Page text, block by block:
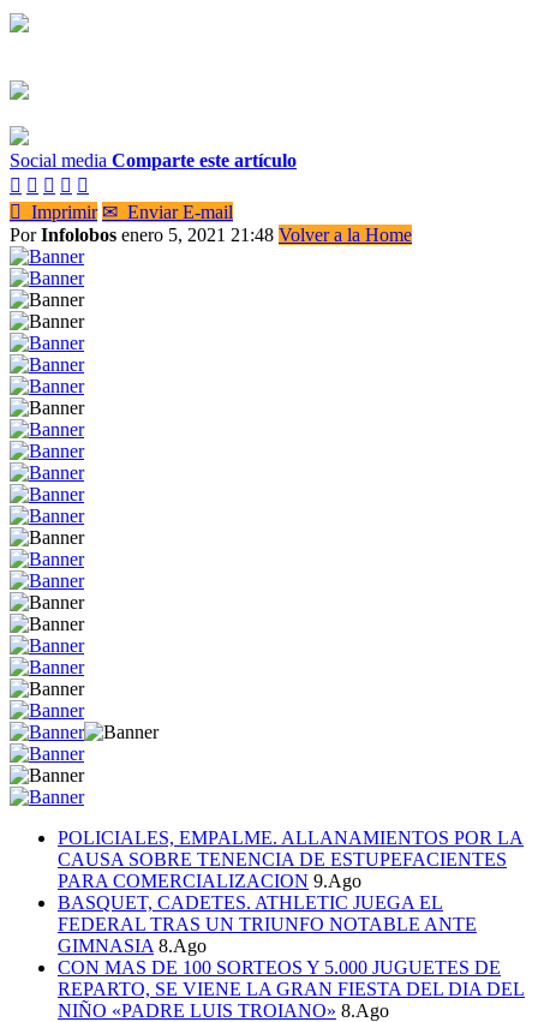
Social media Comparte este artículo
    
 Imprimir ✉ Enviar E-mail
PorInfolobos enero 5, 2021 21:48 Volver a la Home
POLICIALES, EMPALME. ALLANAMIENTOS POR LA
CAUSA SOBRE TENENCIA DE ESTUPEFACIENTES
PARA COMERCIALIZACION 9.Ago
BASQUET, CADETES. ATHLETIC JUEGA EL
FEDERAL TRAS UN TRIUNFO NOTABLE ANTE
GIMNASIA 8.Ago
CON MAS DE 100 SORTEOS Y 5.000 JUGUETES DE
REPARTO, SE VIENE LA GRAN FIESTA DEL DIA DEL
NIÑO «PADRE LUIS TROIANO» 8.Ago